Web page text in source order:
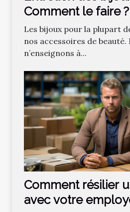
Comment le faire ?
Les bijoux pour la plupart
nos accessoires de beauté.
n’enseignons à...
Comment résilier
avec votre